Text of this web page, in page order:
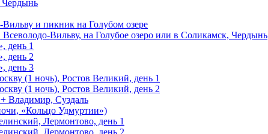
Чердынь
Вильву и пикник на Голубом озере
Вильву, на Голубое озеро или в Соликамск, Чердынь
день 1
день 2
день 3
(1 ночь), Ростов Великий, день 1
(1 ночь), Ростов Великий, день 2
Владимир, Суздаль
«Кольцо Удмуртии»)
Лермонтово, день 1
Лермонтово, день 2